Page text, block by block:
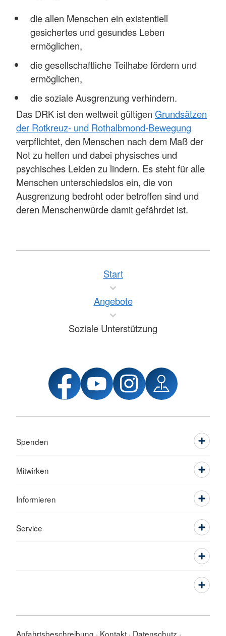
die allen Menschen ein existentiell
gesichertes und gesundes Leben
ermöglichen,
die gesellschaftliche Teilhabe fördern und
ermöglichen,
die soziale Ausgrenzung verhindern.
Das DRK ist den weltweit gültigen Grundsätzen
der Rotkreuz- und Rothalbmond-Bewegung
verpflichtet, den Menschen nach dem Maß der
Not zu helfen und dabei physisches und
psychisches Leiden zu lindern. Es steht für alle
Menschen unterschiedslos ein, die von
Ausgrenzung bedroht oder betroffen sind und
deren Menschenwürde damit gefährdet ist.
Start
Angebote
Soziale Unterstützung
Spenden
Mitwirken
Informieren
Service
Anfahrtsbeschreibung Kontakt Datenschutz